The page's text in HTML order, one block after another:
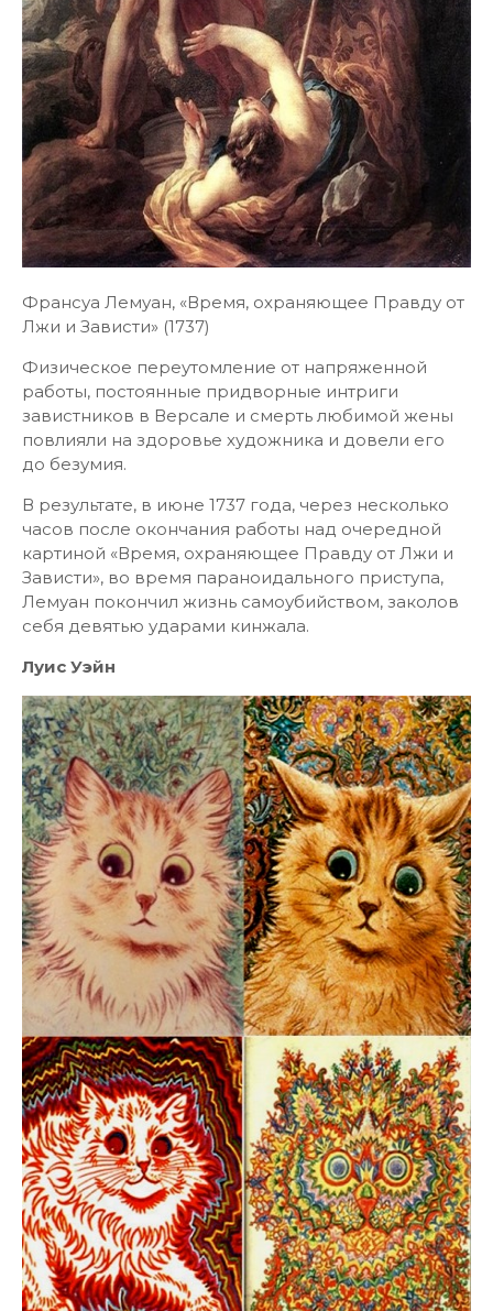
Франсуа Лемуан, «Время, охраняющее Правду от
Лжи и Зависти» (1737)
Физическое переутомление от напряженной
работы, постоянные придворные интриги
завистников в Версале и смерть любимой жены
повлияли на здоровье художника и довели его
до безумия.
В результате, в июне 1737 года, через несколько
часов после окончания работы над очередной
картиной «Время, охраняющее Правду от Лжи и
Зависти», во время параноидального приступа,
Лемуан покончил жизнь самоубийством, заколов
себя девятью ударами кинжала.
Луис Уэйн